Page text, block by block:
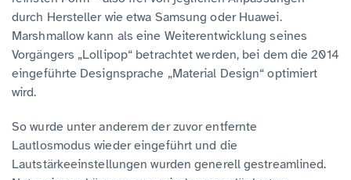
durch Hersteller wie etwa Samsung oder Huawei.
Marshmallow kann als eine Weiterentwicklung seines
Vorgängers „Lollipop“ betrachtet werden, bei dem die 2014
eingeführte Designsprache „Material Design“ optimiert
wird.
So wurde unter anderem der zuvor entfernte
Lautlosmodus wieder eingeführt und die
Lautstärkeeinstellungen wurden generell gestreamlined.